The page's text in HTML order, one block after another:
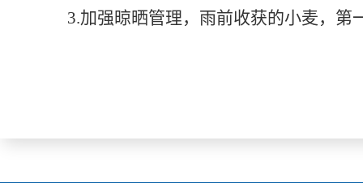
3.加强晾晒管理， 雨前收获的小麦，第